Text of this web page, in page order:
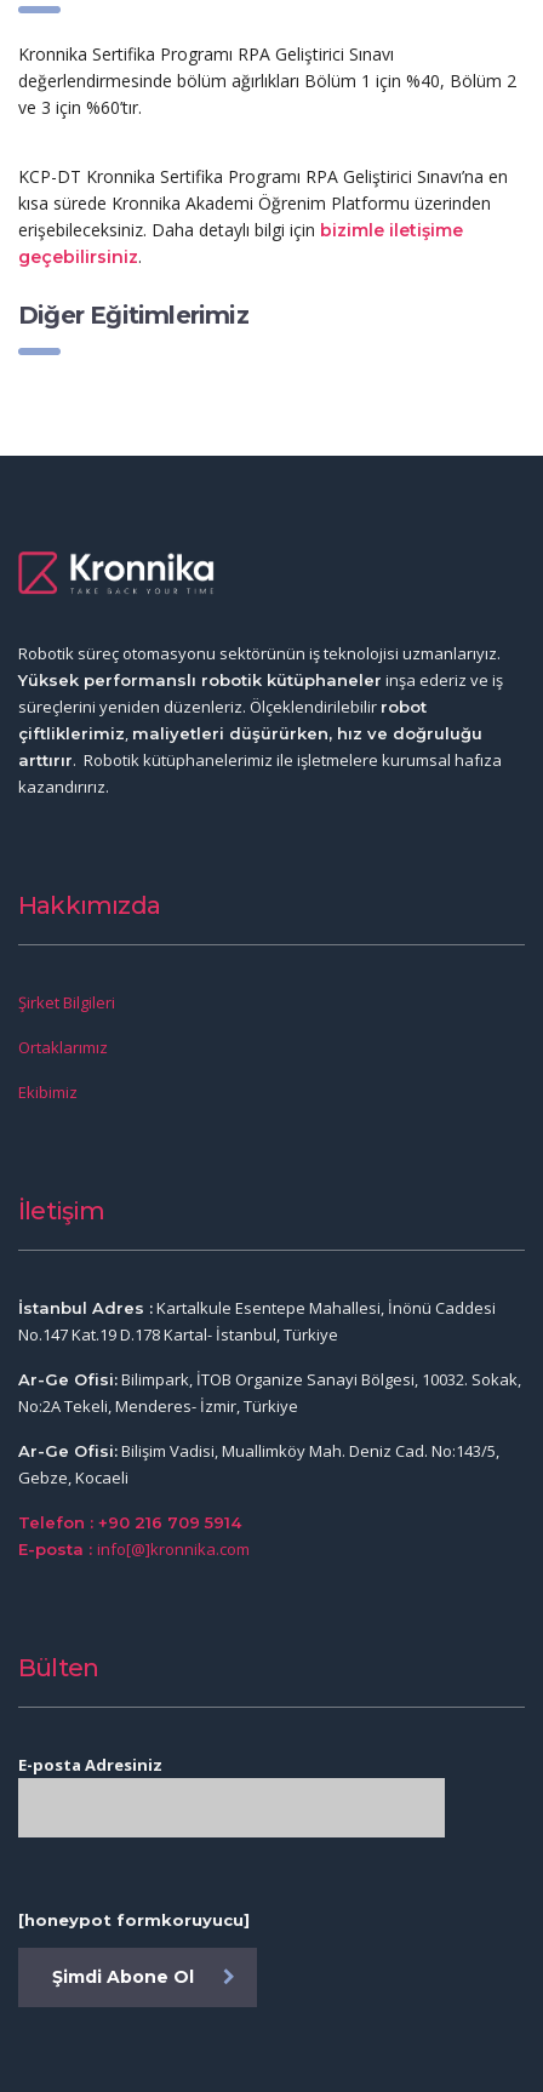
Kronnika Sertifika Programı RPA Geliştirici Sınavı
değerlendirmesinde bölüm ağırlıkları Bölüm 1 için %40, Bölüm 2
ve 3 için %60’tır.
KCP-DT Kronnika Sertifika Programı RPA Geliştirici Sınavı’na en
kısa sürede Kronnika Akademi Öğrenim Platformu üzerinden
erişebileceksiniz. Daha detaylı bilgi için bizimle iletişime
geçebilirsiniz.
Diğer Eğitimlerimiz
Robotik süreç otomasyonu sektörünün iş teknolojisi uzmanlarıyız.
Yüksek performanslı robotik kütüphaneler inşa ederiz ve iş
süreçlerini yeniden düzenleriz. Ölçeklendirilebilir robot
çiftliklerimiz, maliyetleri düşürürken, hız ve doğruluğu
arttırır. Robotik kütüphanelerimiz ile işletmelere kurumsal hafıza
kazandırırız.
Hakkımızda
Şirket Bilgileri
Ortaklarımız
Ekibimiz
İletişim
İstanbul Adres :Kartalkule Esentepe Mahallesi, İnönü Caddesi
No.147 Kat.19 D.178 Kartal- İstanbul, Türkiye
Ar-Ge Ofisi:Bilimpark, İTOB Organize Sanayi Bölgesi, 10032. Sokak,
No:2A Tekeli, Menderes- İzmir, Türkiye
Ar-Ge Ofisi:Bilişim Vadisi, Muallimköy Mah. Deniz Cad. No:143/5,
Gebze, Kocaeli
Telefon : +90 216 709 5914
E-posta : info[@]kronnika.com
Bülten
E-posta Adresiniz
[honeypot formkoruyucu]
Şimdi Abone Ol